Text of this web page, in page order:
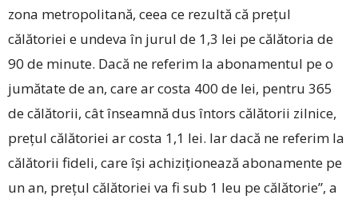
zona metropolitană, ceea ce rezultă că preţul
călătoriei e undeva în jurul de 1,3 lei pe călătoria de
90 de minute. Dacă ne referim la abonamentul pe o
jumătate de an, care ar costa 400 de lei, pentru 365
de călătorii, cât înseamnă dus întors călătorii zilnice,
preţul călătoriei ar costa 1,1 lei. Iar dacă ne referim la
călătorii fideli, care îşi achiziţionează abonamente pe
un an, preţul călătoriei va fi sub 1 leu pe călătorie”, a